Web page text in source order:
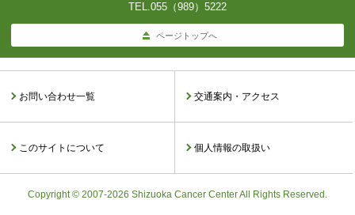
TEL.055（989）5222
ページトップへ
お問い合わせ一覧 交通案内・アクセス
このサイトについて 個人情報の取扱い
Copyright © 2007-2026 Shizuoka Cancer Center All Rights Reserved.